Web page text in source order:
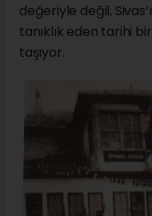
değeriyle değil,
tanıklık eden tarihi
taşıyor.